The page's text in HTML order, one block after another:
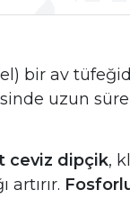
bir av
uzun
ceviz dipçik,
artırır.